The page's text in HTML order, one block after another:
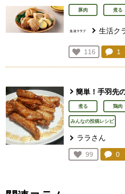
豚肉 煮る
生活ク
お気に入り登
116
人が登録
コ
1
簡単！手羽先
煮る 鶏肉
みんなの投稿レシピ
ララさん
お気に入り登
99
人が登録
コ
0